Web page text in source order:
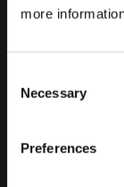
more
Selection
Necessary
Preferences